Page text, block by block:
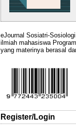
eJournal Sosiatri-
ilmiah mahasiswa
yang materinya berasal
Register/Login